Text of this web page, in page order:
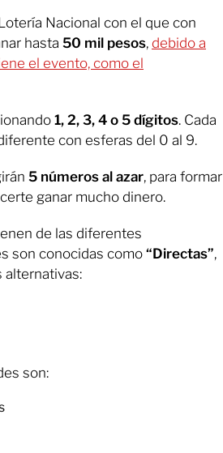
Nacional con el que con
hasta 50 mil pesos, debido a
el evento, como el
1, 2, 3, 4 o 5 dígitos. Cada
con esferas del 0 al 9.
5 números al azar, para formar
ganar mucho dinero.
de las diferentes
son conocidas como “Directas”,
alternativas:
son: